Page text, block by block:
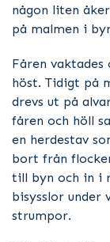
någon liten
på malmen i
Fåren
höst. Tidigt på
drevs ut på
fåren och höll
en herdestav
bort från
till byn och in i
bisysslor under
strumpor.